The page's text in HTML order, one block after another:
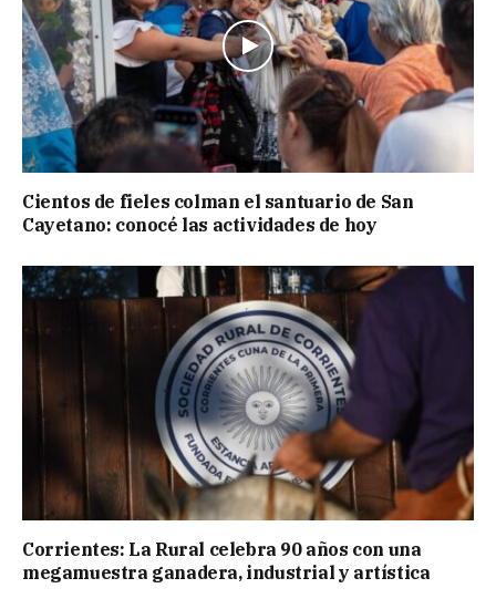
Cientos de fieles colman el santuario de San
Cayetano: conocé las actividades de hoy
Corrientes: La Rural celebra 90 años con una
megamuestra ganadera, industrial y artística